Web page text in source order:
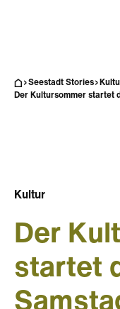
Seestadt Stories
Der Kultursommer startet
Kultur
Der
startet